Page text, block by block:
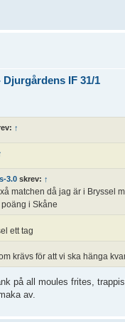
Djurgårdens IF 31/1
↑
3.0 skrev: ↑
matchen då jag är i Bryssel
i Skåne
ett tag
krävs för att vi ska hänga
på all moules frites,
av.